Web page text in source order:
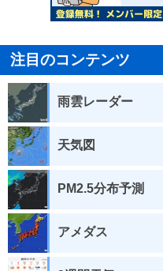
注目のコンテンツ
雨雲レーダー
天気図
PM2.5分布予測
アメダス